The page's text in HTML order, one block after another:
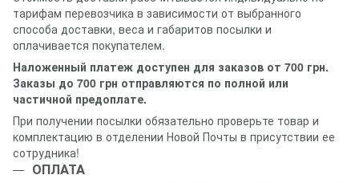
тарифам перевозчика в зависимости от выбранного
способа доставки, веса и габаритов посылки и
оплачивается покупателем.
Наложенный платеж доступен для заказов от 700 грн.
Заказы до 700 грн отправляются по полной или
частичной предоплате.
При получении посылки обязательно проверьте товар и
комплектацию в отделении Новой Почты в присутствии ее
сотрудника!
ОПЛАТА